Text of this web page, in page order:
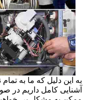
به این دلیل که ما به
آشنایی کامل داریم در